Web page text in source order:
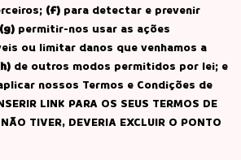
(f) para detectar e prevenir
(g) permitir-nos usar as ações
ou limitar danos que venhamos a
de outros modos permitidos por lei; e
nossos Termos e Condições de
LINK PARA OS SEUS TERMOS DE
TIVER, DEVERIA EXCLUIR O PONTO